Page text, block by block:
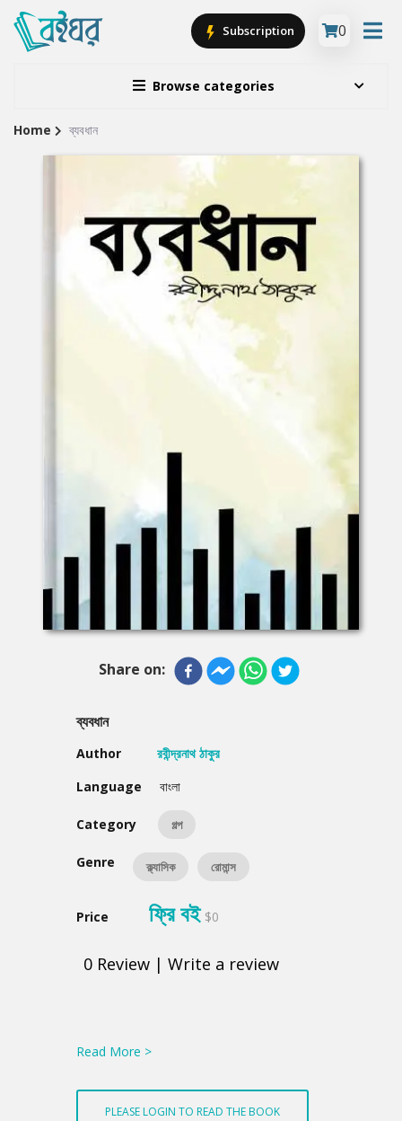
Browse categories
Subscription 0
Site
Home ব্যবধান
Share on:
ব্যবধান
Author
রবীন্দ্রনাথ ঠাকুর
Language
বাংলা
Category গল্প
Genre ক্ল্যাসিক রোমান্স
Price ফ্রি বই $0
0 Review | Write a review
Read More >
PLEASE LOGIN TO READ THE BOOK